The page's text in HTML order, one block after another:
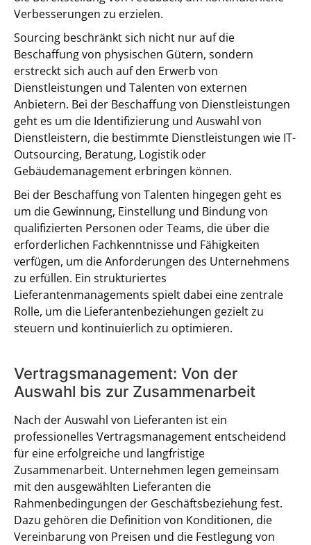
Verbesserungen zu erzielen.
Sourcing beschränkt sich nicht nur auf die
Beschaffung von physischen Gütern, sondern
erstreckt sich auch auf den Erwerb von
Dienstleistungen und Talenten von externen
Anbietern. Bei der Beschaffung von Dienstleistungen
geht es um die Identifizierung und Auswahl von
Dienstleistern, die bestimmte Dienstleistungen wie IT-
Outsourcing, Beratung, Logistik oder
Gebäudemanagement erbringen können.
Bei der Beschaffung von Talenten hingegen geht es
um die Gewinnung, Einstellung und Bindung von
qualifizierten Personen oder Teams, die über die
erforderlichen Fachkenntnisse und Fähigkeiten
verfügen, um die Anforderungen des Unternehmens
zu erfüllen. Ein strukturiertes
Lieferantenmanagements spielt dabei eine zentrale
Rolle, um die Lieferantenbeziehungen gezielt zu
steuern und kontinuierlich zu optimieren.
Vertragsmanagement: Von der
Auswahl bis zur Zusammenarbeit
Nach der Auswahl von Lieferanten ist ein
professionelles Vertragsmanagement entscheidend
für eine erfolgreiche und langfristige
Zusammenarbeit. Unternehmen legen gemeinsam
mit den ausgewählten Lieferanten die
Rahmenbedingungen der Geschäftsbeziehung fest.
Dazu gehören die Definition von Konditionen, die
Vereinbarung von Preisen und die Festlegung von